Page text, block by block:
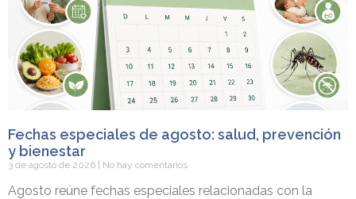
Fechas especiales de agosto: salud, prevención
y bienestar
3 de agosto de 2026 No hay comentarios
Agosto reúne fechas especiales relacionadas con la